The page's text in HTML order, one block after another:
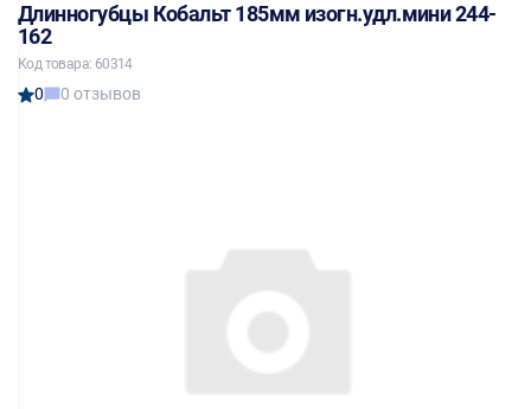
Длинногубцы Кобальт 185мм изогн.удл.мини 244-
162
Код товара: 60314
0 0 отзывов